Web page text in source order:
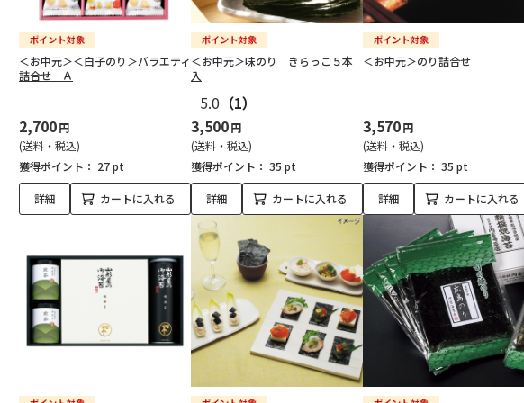
＜お中元＞＜白子のり＞バラエティ
詰合せ Ａ
2,700円
(送料・税込)
獲得ポイント： 27 pt
詳細 カートに入れる
＜お中元＞味のり きらっこ５本
入
5.0 （1）
3,500円
(送料・税込)
獲得ポイント： 35 pt
詳細 カートに入れる
＜お中元＞のり詰合せ
3,570円
(送料・税込)
獲得ポイント： 35 pt
詳細 カートに入れる